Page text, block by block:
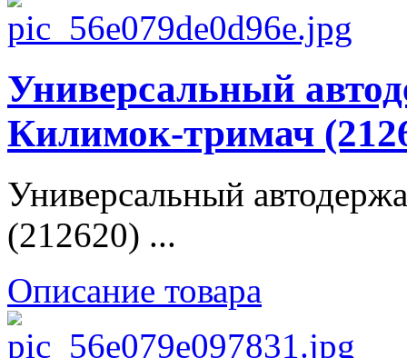
Универсальный
Килимок-тримач
Универсальный
(212620) ...
Описание товара